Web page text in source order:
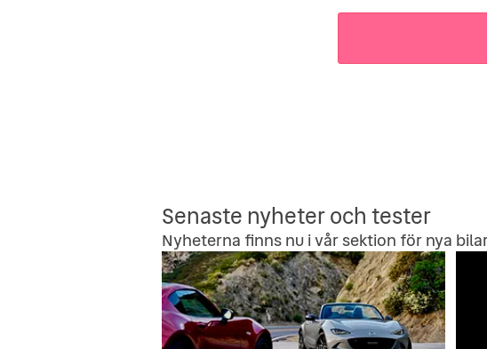
Senaste nyheter och tester
Nyheterna finns nu i vår sektion för nya